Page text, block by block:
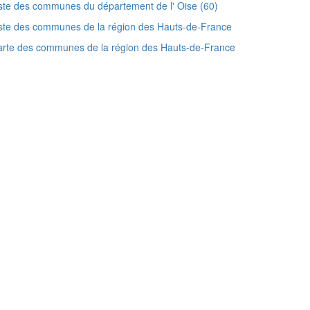
des communes du département de l' Oise (60)
des communes de la région des Hauts-de-France
des communes de la région des Hauts-de-France